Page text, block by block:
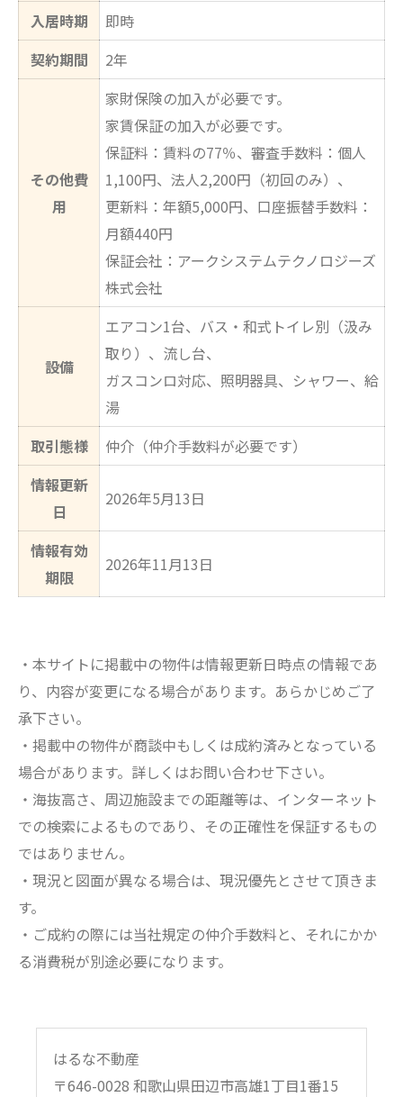
入居時期
即時
契約期間
2年
その他費
用
家財保険の加入が必要です。
家賃保証の加入が必要です。
保証料：賃料の77％、審査手数料：個人
1,100円、法人2,200円（初回のみ）、
更新料：年額5,000円、口座振替手数料：
月額440円
保証会社：アークシステムテクノロジーズ
株式会社
設備
エアコン1台、バス・和式トイレ別（汲み
取り）、流し台、
ガスコンロ対応、照明器具、シャワー、給
湯
取引態様
仲介（仲介手数料が必要です）
情報更新
日
2026年5月13日
情報有効
期限
2026年11月13日
・本サイトに掲載中の物件は情報更新日時点の情報であ
り、内容が変更になる場合があります。あらかじめご了
承下さい。
・掲載中の物件が商談中もしくは成約済みとなっている
場合があります。詳しくはお問い合わせ下さい。
・海抜高さ、周辺施設までの距離等は、インターネット
での検索によるものであり、その正確性を保証するもの
ではありません。
・現況と図面が異なる場合は、現況優先とさせて頂きま
す。
・ご成約の際には当社規定の仲介手数料と、それにかか
る消費税が別途必要になります。
はるな不動産
〒646-0028 和歌山県田辺市高雄1丁目1番15